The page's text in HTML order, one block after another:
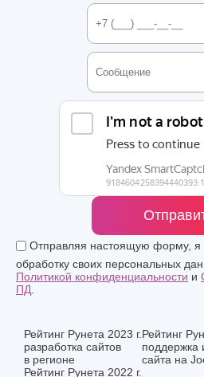
Отправляя настоящую форму, я
обработку своих персональных
Политикой конфиденциальности и
ПД
Рейтинг Рунета 2023 г.
разработка сайтов
в регионе
Рейтинг
поддержка
сайта на
Рейтинг Рунета 2022 г.